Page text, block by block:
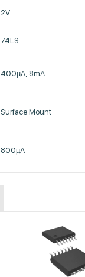
2V
74LS
400µA, 8mA
Surface Mount
800µA